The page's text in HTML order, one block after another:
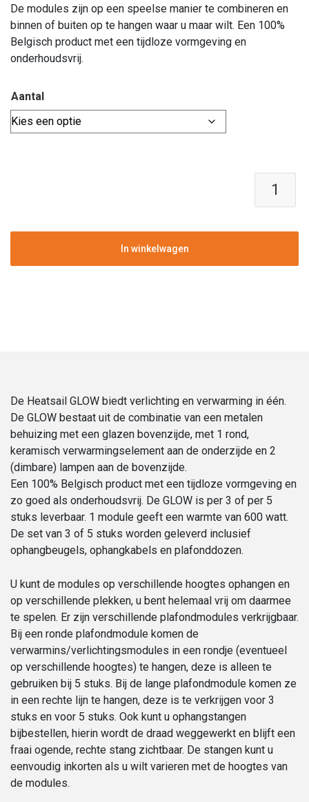
De modules zijn op een speelse manier te combineren en
binnen of buiten op te hangen waar u maar wilt. Een 100%
Belgisch product met een tijdloze vormgeving en
onderhoudsvrij.
Aantal
Heatsail
aantal
In winkelwagen
De Heatsail GLOW biedt verlichting en verwarming in één.
De GLOW bestaat uit de combinatie van een metalen
behuizing met een glazen bovenzijde, met 1 rond,
keramisch verwarmingselement aan de onderzijde en 2
(dimbare) lampen aan de bovenzijde.
Een 100% Belgisch product met een tijdloze vormgeving en
zo goed als onderhoudsvrij. De GLOW is per 3 of per 5
stuks leverbaar. 1 module geeft een warmte van 600 watt.
De set van 3 of 5 stuks worden geleverd inclusief
ophangbeugels, ophangkabels en plafonddozen.
U kunt de modules op verschillende hoogtes ophangen en
op verschillende plekken, u bent helemaal vrij om daarmee
te spelen. Er zijn verschillende plafondmodules verkrijgbaar.
Bij een ronde plafondmodule komen de
verwarmins/verlichtingsmodules in een rondje (eventueel
op verschillende hoogtes) te hangen, deze is alleen te
gebruiken bij 5 stuks. Bij de lange plafondmodule komen ze
in een rechte lijn te hangen, deze is te verkrijgen voor 3
stuks en voor 5 stuks. Ook kunt u ophangstangen
bijbestellen, hierin wordt de draad weggewerkt en blijft een
fraai ogende, rechte stang zichtbaar. De stangen kunt u
eenvoudig inkorten als u wilt varieren met de hoogtes van
de modules.